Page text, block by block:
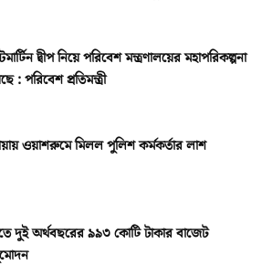
দ্বীপ নিয়ে পরিবেশ মন্ত্রণালয়ের মহাপরিকল্পনা
: পরিবেশ প্রতিমন্ত্রী
ওয়াশরুমে মিলল পুলিশ কর্মকর্তার লাশ
দুই অর্থবছরের ৯৯৩ কোটি টাকার বাজেট